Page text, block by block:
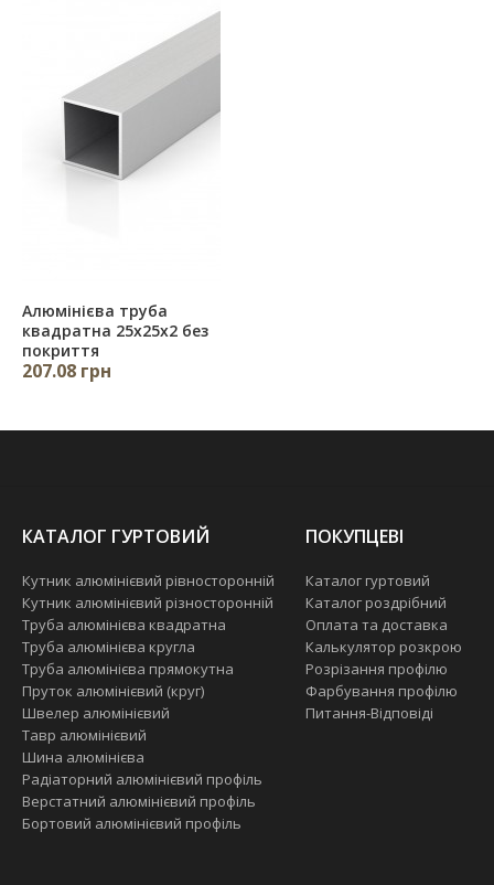
Алюмінієва труба
квадратна 25х25х2 без
покриття
207.08 грн
КАТАЛОГ ГУРТОВИЙ
Кутник алюмінієвий рівносторонній
Кутник алюмінієвий різносторонній
Труба алюмінієва квадратна
Труба алюмінієва кругла
Труба алюмінієва прямокутна
Пруток алюмінієвий (круг)
Швелер алюмінієвий
Тавр алюмінієвий
Шина алюмінієва
Радіаторний алюмінієвий профіль
Верстатний алюмінієвий профіль
Бортовий алюмінієвий профіль
ПОКУПЦЕВІ
Каталог гуртовий
Каталог роздрібний
Оплата та доставка
Калькулятор розкрою
Розрізання профілю
Фарбування профілю
Питання-Відповіді